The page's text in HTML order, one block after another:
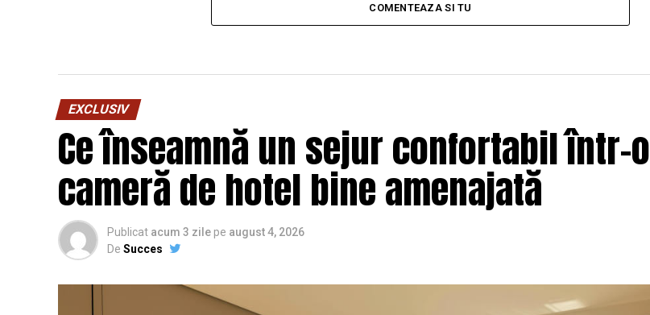
COMENTEAZA SI TU
EXCLUSIV
Ce înseamnă un sejur confortabil într-o
cameră de hotel bine amenajată
Publicat acum 3 zile pe august 4, 2026
De Succes